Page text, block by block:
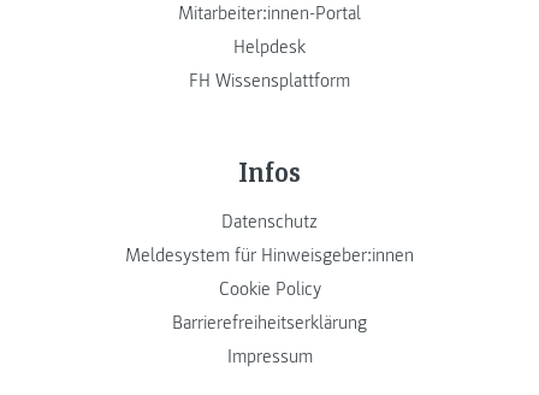
Mitarbeiter:innen-Portal
Helpdesk
FH Wissensplattform
Infos
Datenschutz
Meldesystem für Hinweisgeber:innen
Cookie Policy
Barrierefreiheitserklärung
Impressum